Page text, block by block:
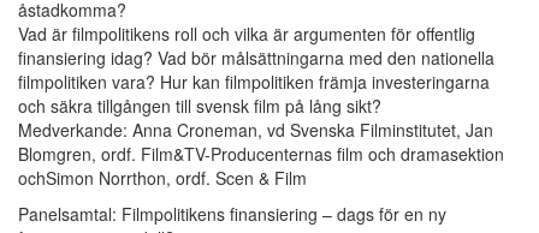
åstadkomma?
Vad är filmpolitikens roll och vilka är argumenten för offentlig
finansiering idag? Vad bör målsättningarna med den nationella
filmpolitiken vara? Hur kan filmpolitiken främja investeringarna
och säkra tillgången till svensk film på lång sikt?
Medverkande: Anna Croneman, vd Svenska Filminstitutet, Jan
Blomgren, ordf. Film&TV-Producenternas film och dramasektion
ochSimon Norrthon, ordf. Scen & Film
Panelsamtal: Filmpolitikens finansiering – dags för en ny